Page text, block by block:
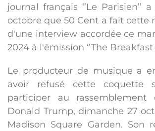
journal français ‘’Le Parisien’’
octobre que 50 Cent a fait cette
d'une interview accordée ce
2024 à l'émission ‘’The Breakfast
Le producteur de musique a
avoir refusé cette coquette
participer au rassemblement
Donald Trump, dimanche 27
Madison Square Garden. Son